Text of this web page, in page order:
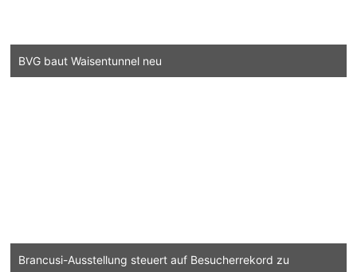
BVG baut Waisentunnel neu
Brancusi-Ausstellung steuert auf Besucherrekord zu